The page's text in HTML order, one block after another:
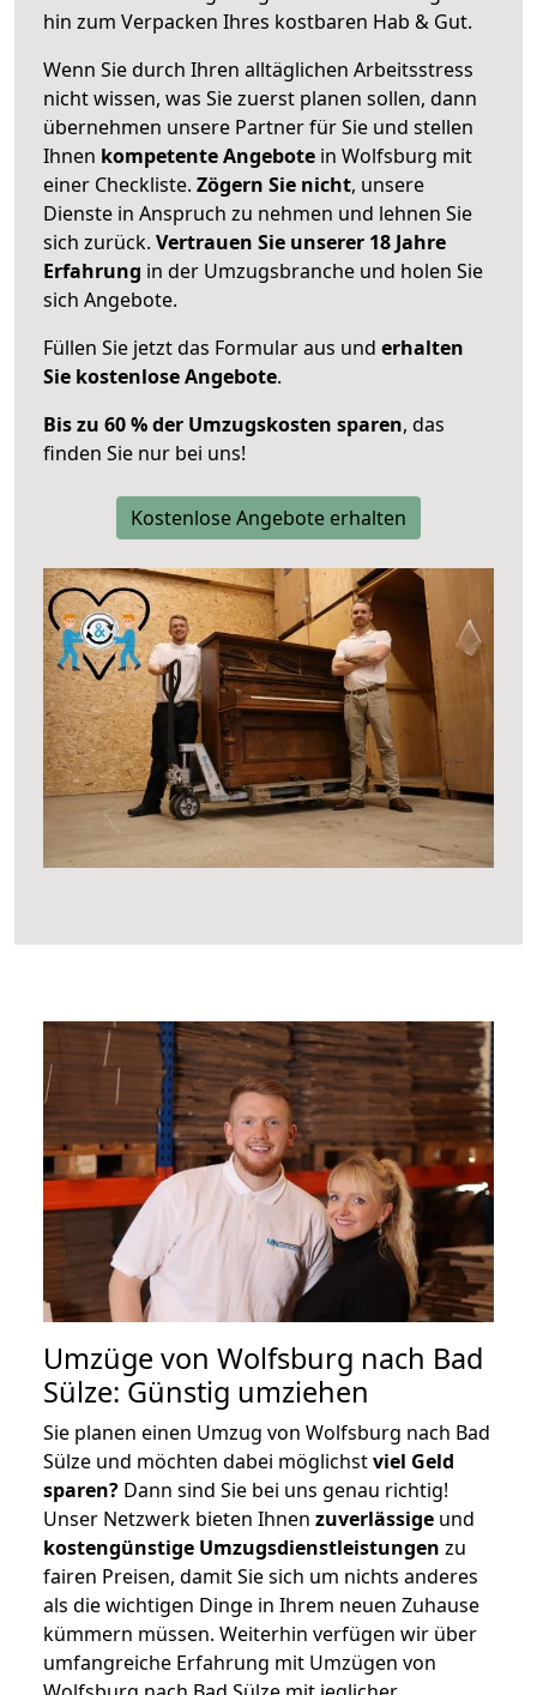
hin zum Verpacken Ihres kostbaren Hab & Gut.
Wenn Sie durch Ihren alltäglichen Arbeitsstress
nicht wissen, was Sie zuerst planen sollen, dann
übernehmen unsere Partner für Sie und stellen
Ihnen kompetente Angebote in Wolfsburg mit
einer Checkliste. Zögern Sie nicht, unsere
Dienste in Anspruch zu nehmen und lehnen Sie
sich zurück. Vertrauen Sie unserer 18 Jahre
Erfahrung in der Umzugsbranche und holen Sie
sich Angebote.
Füllen Sie jetzt das Formular aus und erhalten
Sie kostenlose Angebote.
Bis zu 60 % der Umzugskosten sparen, das
finden Sie nur bei uns!
Kostenlose Angebote erhalten
Umzüge von Wolfsburg nach Bad
Sülze: Günstig umziehen
Sie planen einen Umzug von Wolfsburg nach Bad
Sülze und möchten dabei möglichstviel Geld
sparen? Dann sind Sie bei uns genau richtig!
Unser Netzwerk bieten Ihnen zuverlässige und
kostengünstige Umzugsdienstleistungen zu
fairen Preisen, damit Sie sich um nichts anderes
als die wichtigen Dinge in Ihrem neuen Zuhause
kümmern müssen. Weiterhin verfügen wir über
umfangreiche Erfahrung mit Umzügen von